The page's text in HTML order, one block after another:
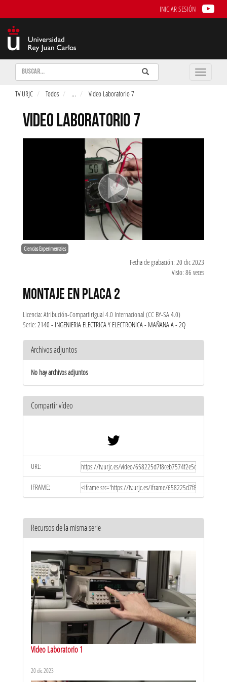
INICIAR SESIÓN
Buscar Enviar
Buscar
Toggle
TV URJC Todos ... Video Laboratorio 7
VIDEO LABORATORIO 7
Ciencias Experimentales
Fecha de grabación: 20 dic 2023
Visto: 86 veces
MONTAJE EN PLACA 2
Licencia: Atribución-CompartirIgual 4.0 Internacional (CC BY-SA 4.0)
Serie: 2140 - INGENIERIA ELECTRICA Y ELECTRONICA - MAÑANA A - 2Q
Archivos adjuntos
No hay archivos adjuntos
Compartir vídeo
URL:
IFRAME:
Recursos de la misma serie
Video Laboratorio 1
20 dic 2023